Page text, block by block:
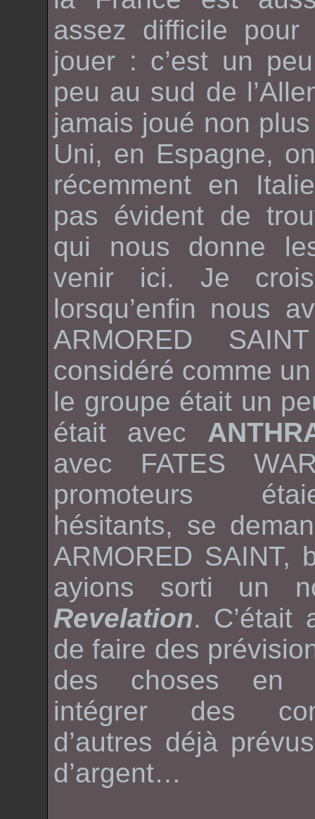
assez difficile
jouer : c’est un
peu au sud de
jamais joué non
Uni, en Espagne,
récemment en
pas évident de
qui nous donne
venir ici. Je
lorsqu’enfin nous
ARMORED
considéré comme
le groupe était un
était avec
avec FATES
promoteurs
hésitants, se
ARMORED SAINT,
ayions sorti un
Revelation. C’était
de faire des
des choses en
intégrer des
d’autres déjà
d’argent…